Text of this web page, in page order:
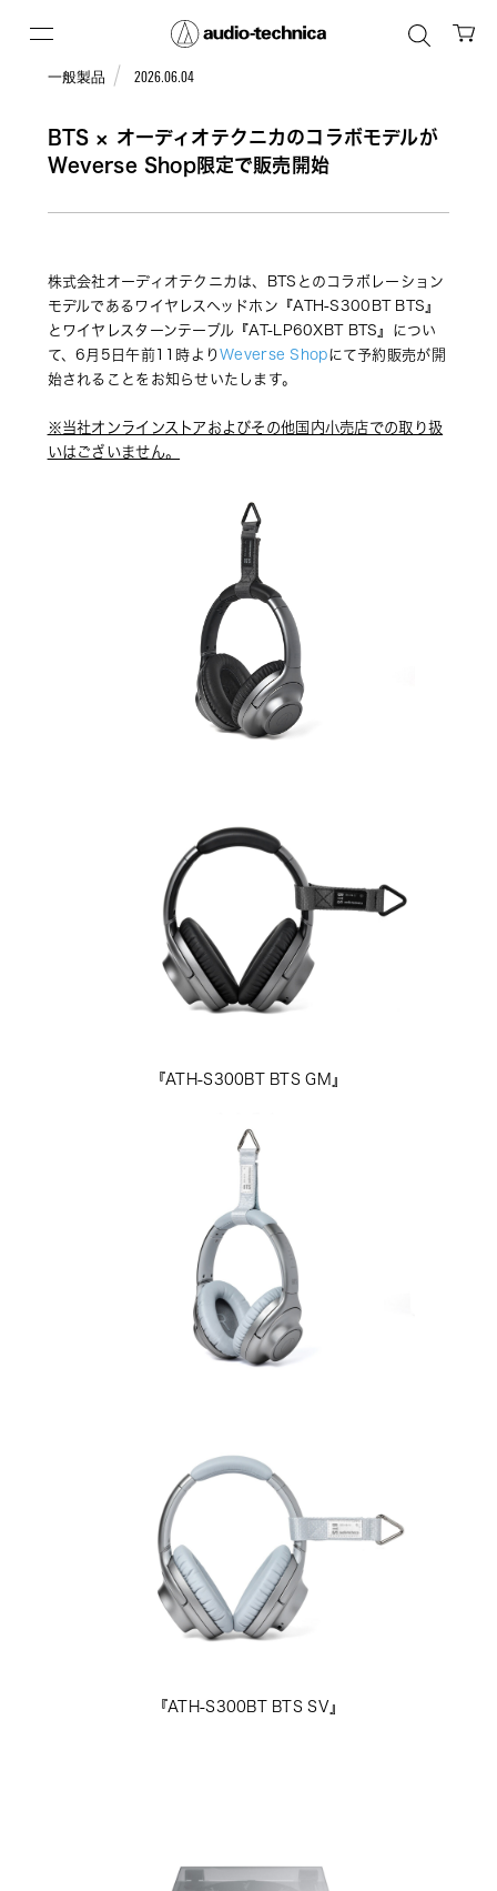
一般製品 2026.06.04
BTS × オーディオテクニカのコラボモデルが
Weverse Shop限定で販売開始
株式会社オーディオテクニカは、BTSとのコラボレーション
モデルであるワイヤレスヘッドホン『ATH-S300BT BTS』
とワイヤレスターンテーブル『AT-LP60XBT BTS』につい
て、6月5日午前11時よりWeverse Shopにて予約販売が開
始されることをお知らせいたします。
※当社オンラインストアおよびその他国内小売店での取り扱
いはございません。
『ATH-S300BT BTS GM』
『ATH-S300BT BTS SV』